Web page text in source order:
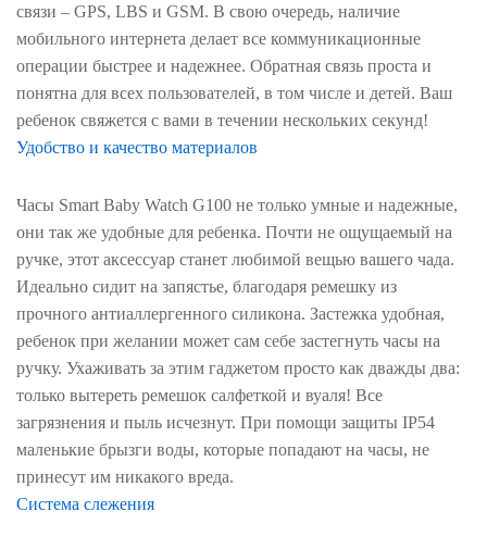
связи – GPS, LBS и GSM. В свою очередь, наличие
мобильного интернета делает все коммуникационные
операции быстрее и надежнее. Обратная связь проста и
понятна для всех пользователей, в том числе и детей. Ваш
ребенок свяжется с вами в течении нескольких секунд!
Удобство и качество материалов
Часы Smart Baby Watch G100 не только умные и надежные,
они так же удобные для ребенка. Почти не ощущаемый на
ручке, этот аксессуар станет любимой вещью вашего чада.
Идеально сидит на запястье, благодаря ремешку из
прочного антиаллергенного силикона. Застежка удобная,
ребенок при желании может сам себе застегнуть часы на
ручку. Ухаживать за этим гаджетом просто как дважды два:
только вытереть ремешок салфеткой и вуаля! Все
загрязнения и пыль исчезнут. При помощи защиты IP54
маленькие брызги воды, которые попадают на часы, не
принесут им никакого вреда.
Система слежения